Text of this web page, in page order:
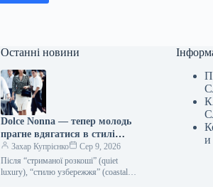
Останні новини
Dolce Nonna — тепер молодь
прагне вдягатися в стилі
італійських бабусь
Захар Купрієнко
Сер 9, 2026
Після “стриманої розкоші” (quiet
luxury), “стилю узбережжя” (coastal
и